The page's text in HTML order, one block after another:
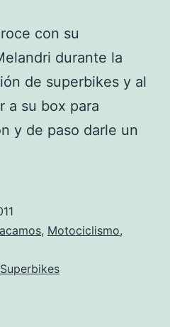
con su
durante la
de superbikes y al
a su box para
y de paso darle un
, Motociclismo,
Superbikes